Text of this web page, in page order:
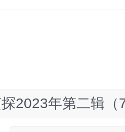
2023年第二辑（